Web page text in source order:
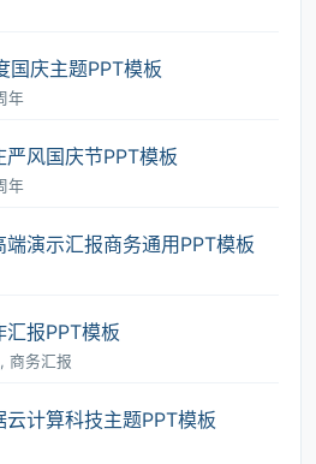
庆主题PPT模板
年
风国庆节PPT模板
年
演示汇报商务通用PPT模板
报PPT模板
商务汇报
计算科技主题PPT模板